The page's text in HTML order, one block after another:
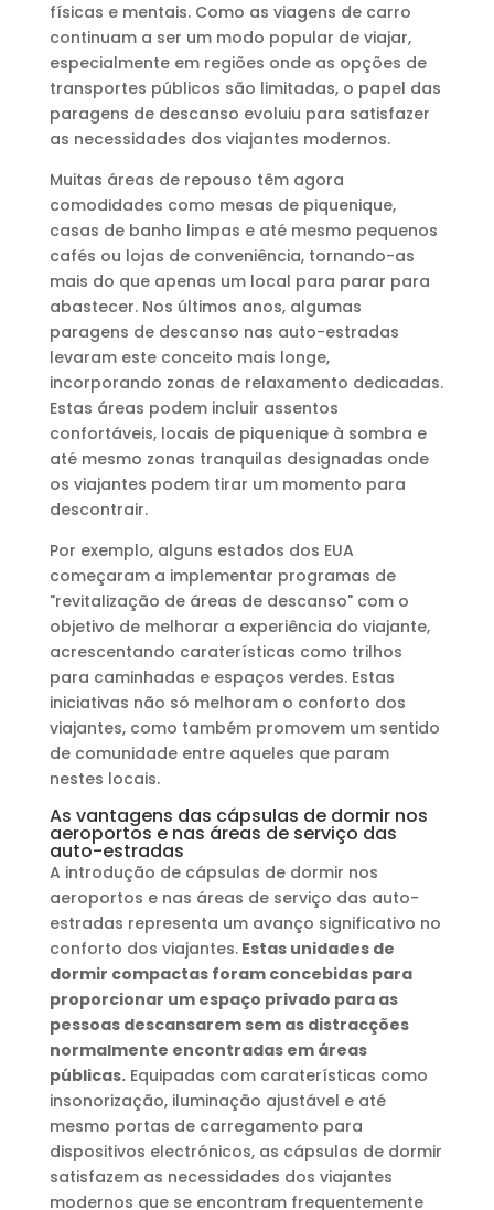
físicas e mentais. Como as viagens de carro
continuam a ser um modo popular de viajar,
especialmente em regiões onde as opções de
transportes públicos são limitadas, o papel das
paragens de descanso evoluiu para satisfazer
as necessidades dos viajantes modernos.
Muitas áreas de repouso têm agora
comodidades como mesas de piquenique,
casas de banho limpas e até mesmo pequenos
cafés ou lojas de conveniência, tornando-as
mais do que apenas um local para parar para
abastecer. Nos últimos anos, algumas
paragens de descanso nas auto-estradas
levaram este conceito mais longe,
incorporando zonas de relaxamento dedicadas.
Estas áreas podem incluir assentos
confortáveis, locais de piquenique à sombra e
até mesmo zonas tranquilas designadas onde
os viajantes podem tirar um momento para
descontrair.
Por exemplo, alguns estados dos EUA
começaram a implementar programas de
"revitalização de áreas de descanso" com o
objetivo de melhorar a experiência do viajante,
acrescentando caraterísticas como trilhos
para caminhadas e espaços verdes. Estas
iniciativas não só melhoram o conforto dos
viajantes, como também promovem um sentido
de comunidade entre aqueles que param
nestes locais.
As vantagens das cápsulas de dormir nos
aeroportos e nas áreas de serviço das
auto-estradas
A introdução de cápsulas de dormir nos
aeroportos e nas áreas de serviço das auto-
estradas representa um avanço significativo no
conforto dos viajantes.Estas unidades de
dormir compactas foram concebidas para
proporcionar um espaço privado para as
pessoas descansarem sem as distracções
normalmente encontradas em áreas
públicas.Equipadas com caraterísticas como
insonorização, iluminação ajustável e até
mesmo portas de carregamento para
dispositivos electrónicos, as cápsulas de dormir
satisfazem as necessidades dos viajantes
modernos que se encontram frequentemente